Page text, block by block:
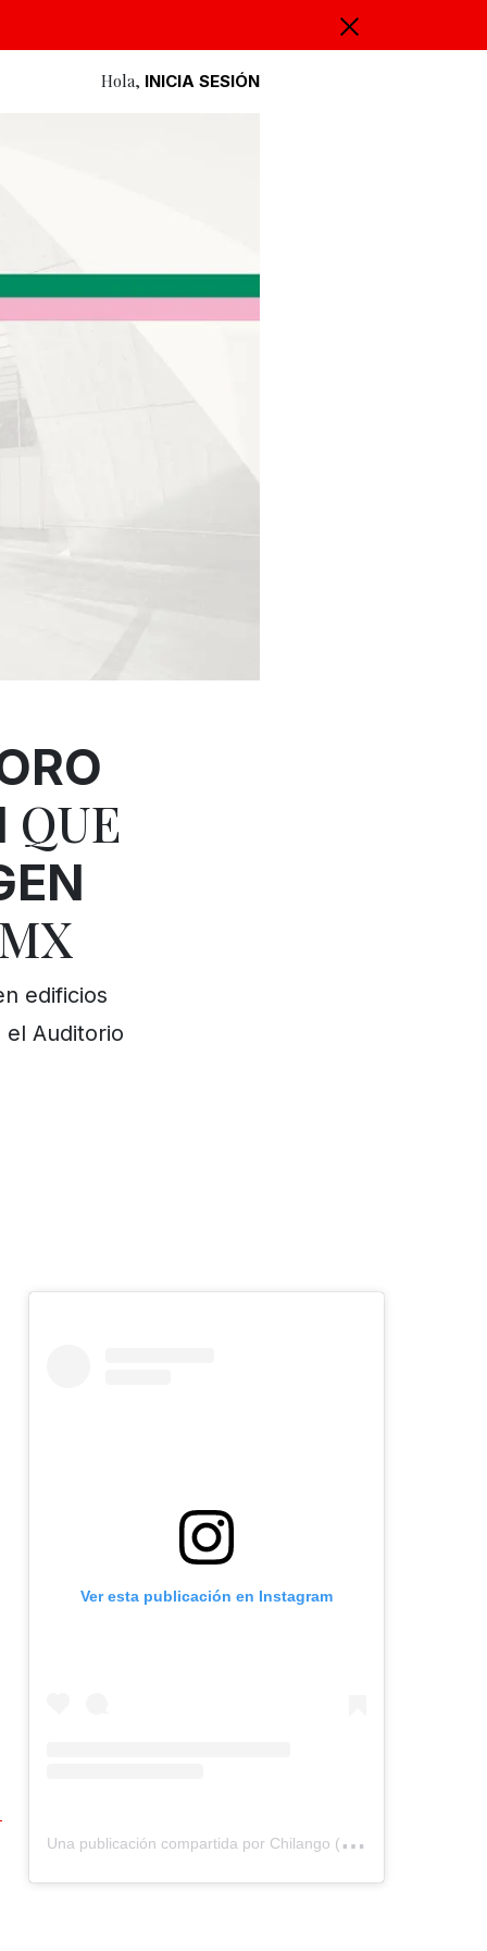
Hola, INICIA SESIÓN
QUE
edificios
el Auditorio
Ver esta publicación en Instagram
U
na publicación compartida por Chilango (@chilangocom)